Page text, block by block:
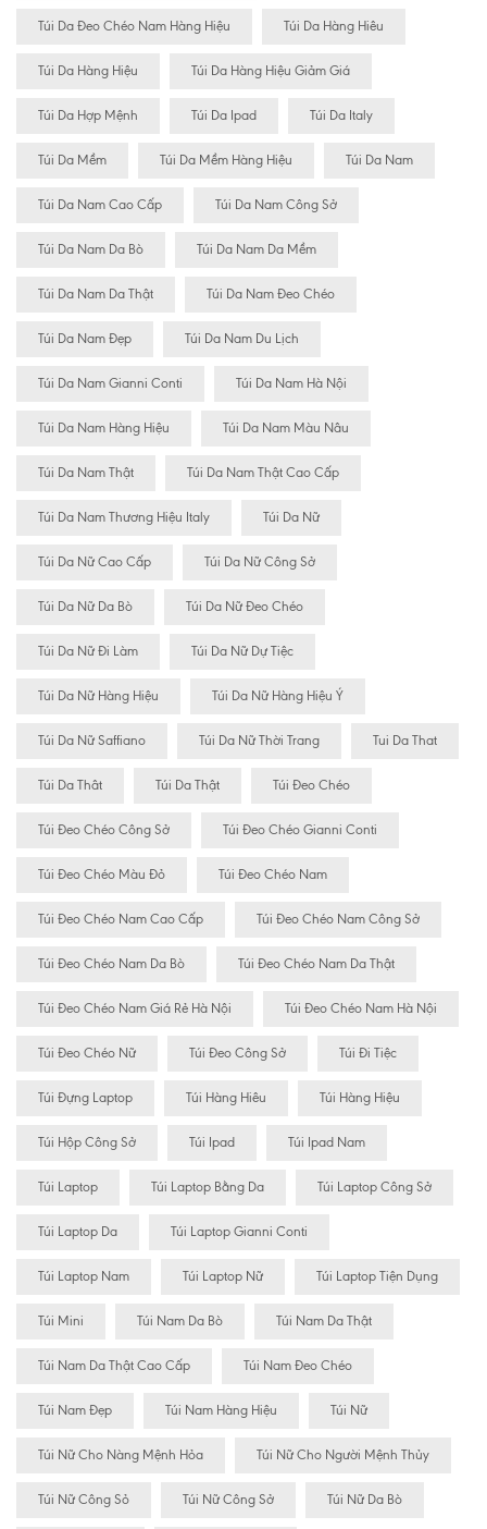
Túi Da Đeo Chéo Nam Hàng Hiệu Túi Da Hàng Hiêu
Túi Da Hàng Hiệu Túi Da Hàng Hiệu Giảm Giá
Túi Da Hợp Mệnh Túi Da Ipad Túi Da Italy
Túi Da Mềm Túi Da Mềm Hàng Hiệu Túi Da Nam
Túi Da Nam Cao Cấp Túi Da Nam Công Sở
Túi Da Nam Da Bò Túi Da Nam Da Mềm
Túi Da Nam Da Thật Túi Da Nam Đeo Chéo
Túi Da Nam Đẹp Túi Da Nam Du Lịch
Túi Da Nam Gianni Conti Túi Da Nam Hà Nội
Túi Da Nam Hàng Hiệu Túi Da Nam Màu Nâu
Túi Da Nam Thật Túi Da Nam Thật Cao Cấp
Túi Da Nam Thương Hiệu Italy Túi Da Nữ
Túi Da Nữ Cao Cấp Túi Da Nữ Công Sở
Túi Da Nữ Da Bò Túi Da Nữ Đeo Chéo
Túi Da Nữ Đi Làm Túi Da Nữ Dự Tiệc
Túi Da Nữ Hàng Hiệu Túi Da Nữ Hàng Hiệu Ý
Túi Da Nữ Saffiano Túi Da Nữ Thời Trang Tui Da That
Túi Da Thât Túi Da Thật Túi Đeo Chéo
Túi Đeo Chéo Công Sở Túi Đeo Chéo Gianni Conti
Túi Đeo Chéo Màu Đỏ Túi Đeo Chéo Nam
Túi Đeo Chéo Nam Cao Cấp Túi Đeo Chéo Nam Công Sở
Túi Đeo Chéo Nam Da Bò Túi Đeo Chéo Nam Da Thật
Túi Đeo Chéo Nam Giá Rẻ Hà Nội Túi Đeo Chéo Nam Hà Nội
Túi Đeo Chéo Nữ Túi Đeo Công Sở Túi Đi Tiệc
Túi Đựng Laptop Túi Hàng Hiêu Túi Hàng Hiệu
Túi Hộp Công Sở Túi Ipad Túi Ipad Nam
Túi Laptop Túi Laptop Bằng Da Túi Laptop Công Sở
Túi Laptop Da Túi Laptop Gianni Conti
Túi Laptop Nam Túi Laptop Nữ Túi Laptop Tiện Dụng
Túi Mini Túi Nam Da Bò Túi Nam Da Thật
Túi Nam Da Thật Cao Cấp Túi Nam Đeo Chéo
Túi Nam Đẹp Túi Nam Hàng Hiệu Túi Nữ
Túi Nữ Cho Nàng Mệnh Hỏa Túi Nữ Cho Người Mệnh Thủy
Túi Nữ Công Sỏ Túi Nữ Công Sở Túi Nữ Da Bò